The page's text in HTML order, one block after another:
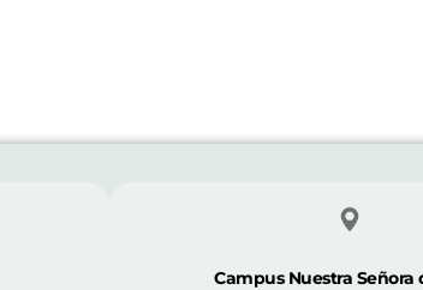
Campus Nuestra Señora